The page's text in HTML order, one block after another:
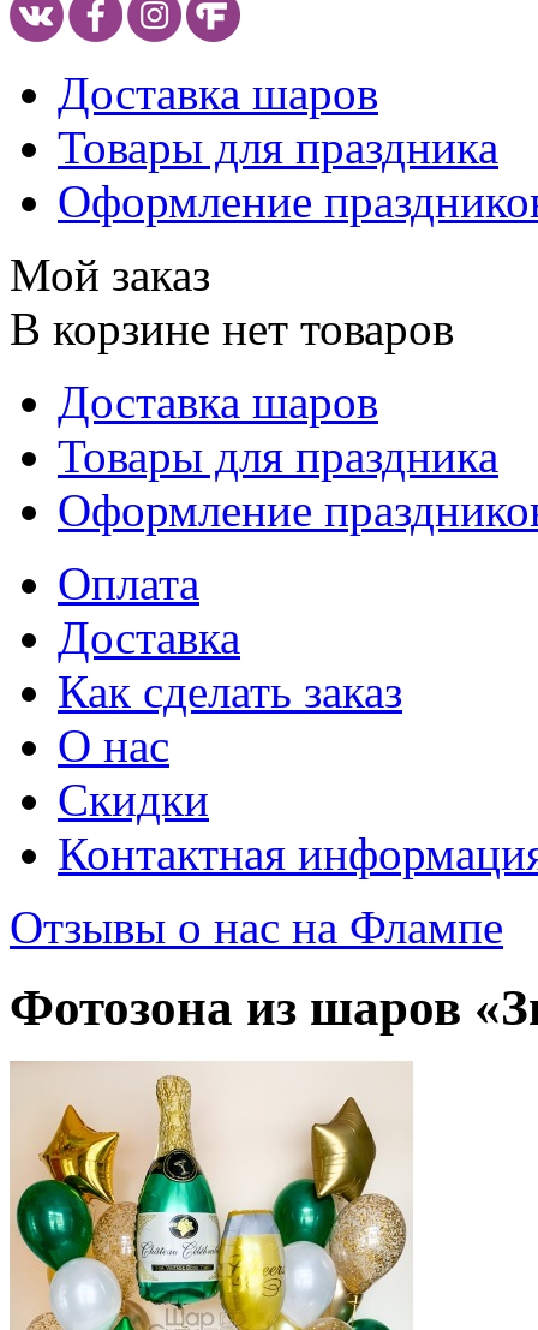
Доставка шаров
Товары для праздника
Оформление
Мой заказ
В корзине нет товаров
Доставка шаров
Товары для праздника
Оформление
Оплата
Доставка
Как сделать заказ
О нас
Скидки
Контактная
Отзывы о нас на Флампе
Фотозона из шаров